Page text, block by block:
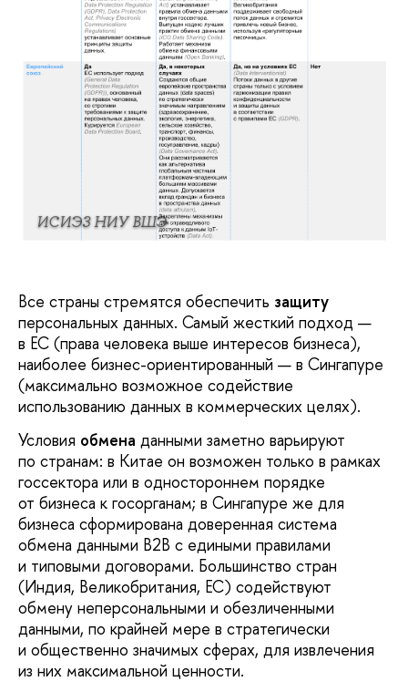
ИСИЭЗ НИУ ВШЭ
Все страны стремятся обеспечить защиту
персональных данных. Самый жесткий подход —
в ЕС (права человека выше интересов бизнеса),
наиболее бизнес-ориентированный — в Сингапуре
(максимально возможное содействие
использованию данных в коммерческих целях).
Условия обмена данными заметно варьируют
по странам: в Китае он возможен только в рамках
госсектора или в одностороннем порядке
от бизнеса к госорганам; в Сингапуре же для
бизнеса сформирована доверенная система
обмена данными B2B с едиными правилами
и типовыми договорами. Большинство стран
(Индия, Великобритания, ЕС) содействуют
обмену неперсональными и обезличенными
данными, по крайней мере в стратегически
и общественно значимых сферах, для извлечения
из них максимальной ценности.